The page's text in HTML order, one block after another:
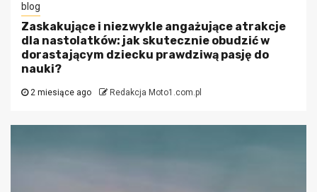
blog
Zaskakujące i niezwykle angażujące atrakcje
dla nastolatków: jak skutecznie obudzić w
dorastającym dziecku prawdziwą pasję do
nauki?
2 miesiące ago Redakcja Moto1.com.pl